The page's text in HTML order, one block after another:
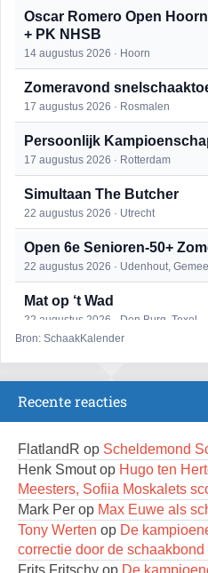
Oscar Romero Open
+ PK NHSB
14 augustus 2026 · Hoorn
Zomeravond
17 augustus 2026 · Rosmalen
Persoonlijk
17 augustus 2026 · Rotterdam
Simultaan The Butcher
22 augustus 2026 · Utrecht
Open 6e Senioren-50+
22 augustus 2026 · Udenhout,
Mat op ‘t Wad
22 augustus 2026 · Den Burg, Texel
Open Eemlandtoernooi 2026
DSC Girls Night
27 augustus 2026 · Delft
28 augustus 2026 · Assen
KC Open
Bron: SchaakKalender
Recente reacties
FlatlandR op Scheldemond
Henk Smoutop Hugo ten
Meesters, Sofiia Moskalets
Mark Per op Max Euwe als
Tony Werten op De
correctie door de schaakbond
Frits Fritschy op De